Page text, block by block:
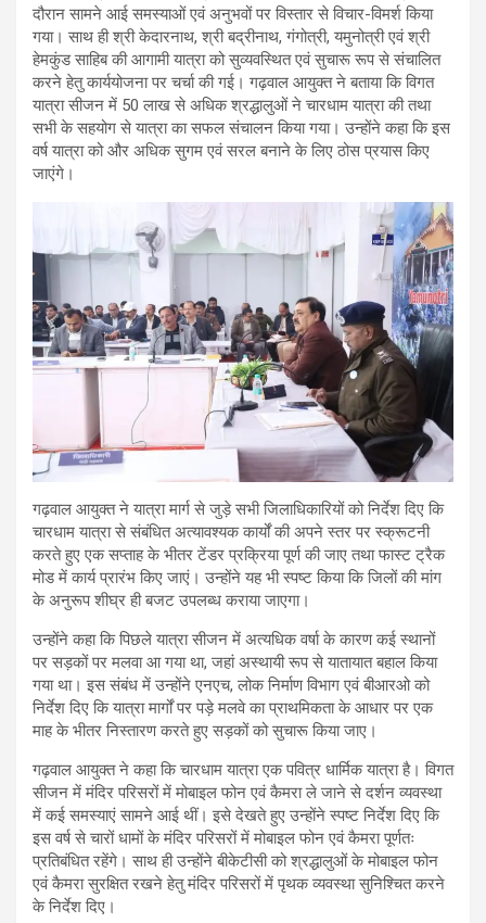
दौरान सामने आई समस्याओं एवं अनुभवों पर विस्तार से विचार-विमर्श किया
गया। साथ ही श्री केदारनाथ, श्री बद्रीनाथ, गंगोत्री, यमुनोत्री एवं श्री
हेमकुंड साहिब की आगामी यात्रा को सुव्यवस्थित एवं सुचारू रूप से संचालित
करने हेतु कार्ययोजना पर चर्चा की गई। गढ़वाल आयुक्त ने बताया कि विगत
यात्रा सीजन में 50 लाख से अधिक श्रद्धालुओं ने चारधाम यात्रा की तथा
सभी के सहयोग से यात्रा का सफल संचालन किया गया। उन्होंने कहा कि इस
वर्ष यात्रा को और अधिक सुगम एवं सरल बनाने के लिए ठोस प्रयास किए
जाएंगे।
गढ़वाल आयुक्त ने यात्रा मार्ग से जुड़े सभी जिलाधिकारियों को निर्देश दिए कि
चारधाम यात्रा से संबंधित अत्यावश्यक कार्यों की अपने स्तर पर स्क्रूटनी
करते हुए एक सप्ताह के भीतर टेंडर प्रक्रिया पूर्ण की जाए तथा फास्ट ट्रैक
मोड में कार्य प्रारंभ किए जाएं। उन्होंने यह भी स्पष्ट किया कि जिलों की मांग
के अनुरूप शीघ्र ही बजट उपलब्ध कराया जाएगा।
उन्होंने कहा कि पिछले यात्रा सीजन में अत्यधिक वर्षा के कारण कई स्थानों
पर सड़कों पर मलवा आ गया था, जहां अस्थायी रूप से यातायात बहाल किया
गया था। इस संबंध में उन्होंने एनएच, लोक निर्माण विभाग एवं बीआरओ को
निर्देश दिए कि यात्रा मार्गों पर पड़े मलवे का प्राथमिकता के आधार पर एक
माह के भीतर निस्तारण करते हुए सड़कों को सुचारू किया जाए।
गढ़वाल आयुक्त ने कहा कि चारधाम यात्रा एक पवित्र धार्मिक यात्रा है। विगत
सीजन में मंदिर परिसरों में मोबाइल फोन एवं कैमरा ले जाने से दर्शन व्यवस्था
में कई समस्याएं सामने आई थीं। इसे देखते हुए उन्होंने स्पष्ट निर्देश दिए कि
इस वर्ष से चारों धामों के मंदिर परिसरों में मोबाइल फोन एवं कैमरा पूर्णतः
प्रतिबंधित रहेंगे। साथ ही उन्होंने बीकेटीसी को श्रद्धालुओं के मोबाइल फोन
एवं कैमरा सुरक्षित रखने हेतु मंदिर परिसरों में पृथक व्यवस्था सुनिश्चित करने
के निर्देश दिए।